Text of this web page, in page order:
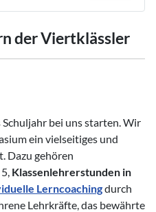
der Viertklässler
bei uns starten. Wir
ein vielseitiges und
Dazu gehören
Klassenlehrerstunden in
Lerncoachingdurch
Lehrkräfte, das bewährte